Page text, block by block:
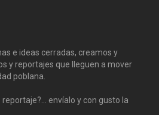
e ideas cerradas, creamos y
y reportajes que lleguen a mover
poblana.
envíalo y con gusto la